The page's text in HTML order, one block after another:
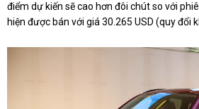
điểm dự kiến sẽ cao hơn đôi chút so với
hiện được bán với giá 30.265 USD (quy đổi